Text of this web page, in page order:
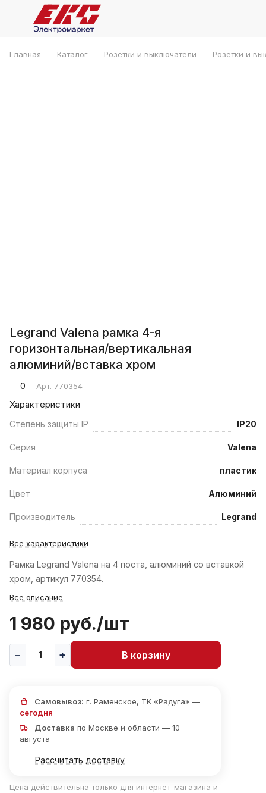
Главная Каталог Розетки и выключатели Розетки и
Legrand Valena рамка 4-я
горизонтальная/вертикальная
алюминий/вставка хром
0 Арт. 770354
Характеристики
Степень защиты IP IP20
Серия Valena
Материал корпуса пластик
Цвет Алюминий
Производитель Legrand
Все характеристики
Рамка Legrand Valena на 4 поста, алюминий со вставкой
хром, артикул 770354.
Все описание
1 980 руб./шт
В корзину
Самовывоз: г. Раменское, ТК «Радуга» —
сегодня
Доставка по Москве и области — 10
августа
Рассчитать доставку
Цена действительна только для интернет-магазина и